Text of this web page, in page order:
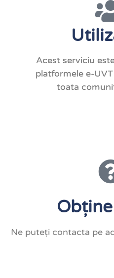
Acest serviciu
platformele e-
toata
Ne puteți contacta pe